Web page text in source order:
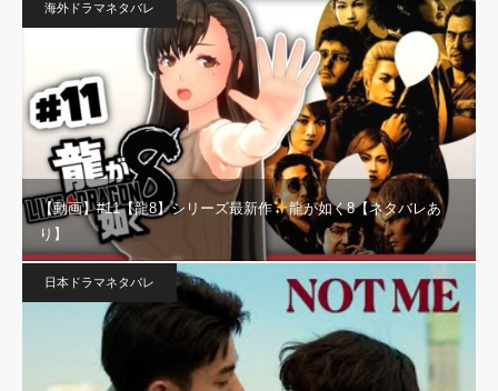
海外ドラマネタバレ
【動画】#11【龍8】シリーズ最新作
龍が如く8【ネタバレあ
り】
日本ドラマネタバレ